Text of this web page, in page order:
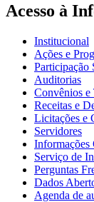
Acesso à
Institucional
Ações e
Participação
Auditorias
Convênios e
Receitas e
Licitações e
Servidores
Informações
Serviço de
Perguntas
Dados
Agenda de